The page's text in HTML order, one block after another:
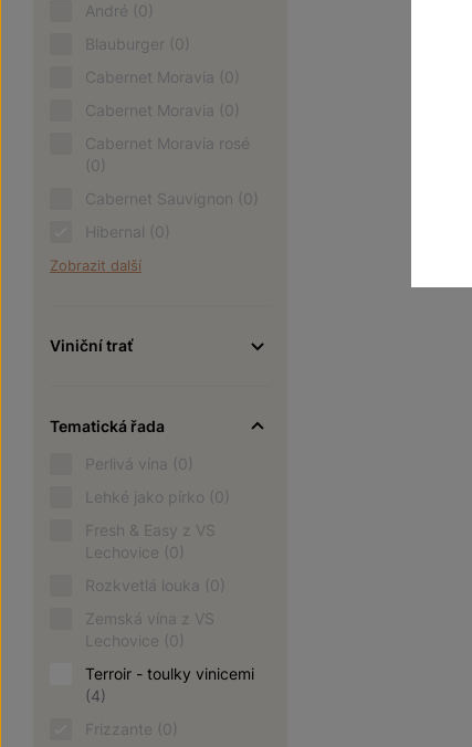
André (0)
Blauburger (0)
Cabernet Moravia (0)
Cabernet Moravia (0)
Cabernet Moravia rosé
(0)
Cabernet Sauvignon (0)
Hibernal (0)
Zobrazit další
Viniční trať
Tematická řada
Perlivá vína (0)
Lehké jako pírko (0)
Fresh & Easy z VS
Lechovice (0)
Rozkvetlá louka (0)
Zemská vína z VS
Lechovice (0)
Terroir - toulky vinicemi
(4)
Frizzante (0)